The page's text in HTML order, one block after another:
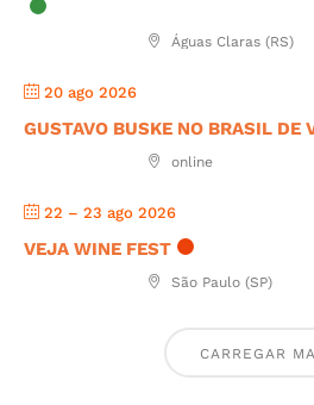
Águas Claras (RS)
20 ago 2026
GUSTAVO BUSKE NO BRASIL DE
online
22 – 23 ago 2026
VEJA WINE FEST
São Paulo (SP)
CARREGAR